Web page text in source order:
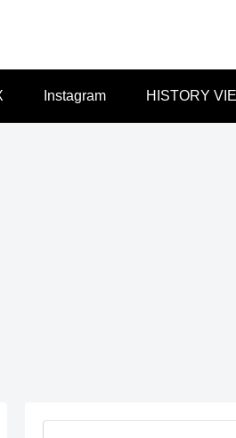
Instagram HISTORY